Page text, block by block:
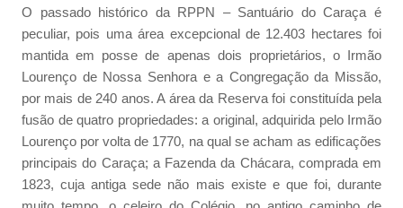
O passado histórico da RPPN – Santuário do Caraça é
peculiar, pois uma área excepcional de 12.403 hectares foi
mantida em posse de apenas dois proprietários, o Irmão
Lourenço de Nossa Senhora e a Congregação da Missão,
por mais de 240 anos. A área da Reserva foi constituída pela
fusão de quatro propriedades: a original, adquirida pelo Irmão
Lourenço por volta de 1770, na qual se acham as edificações
principais do Caraça; a Fazenda da Chácara, comprada em
1823, cuja antiga sede não mais existe e que foi, durante